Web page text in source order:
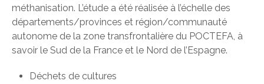
méthanisation. L’étude a été réalisée à l’échelle des
départements/provinces et région/communauté
autonome de la zone transfrontalière du POCTEFA, à
savoir le Sud de la France et le Nord de l’Espagne.
Déchets de cultures